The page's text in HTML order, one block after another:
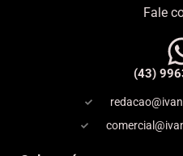
Fale
(43)